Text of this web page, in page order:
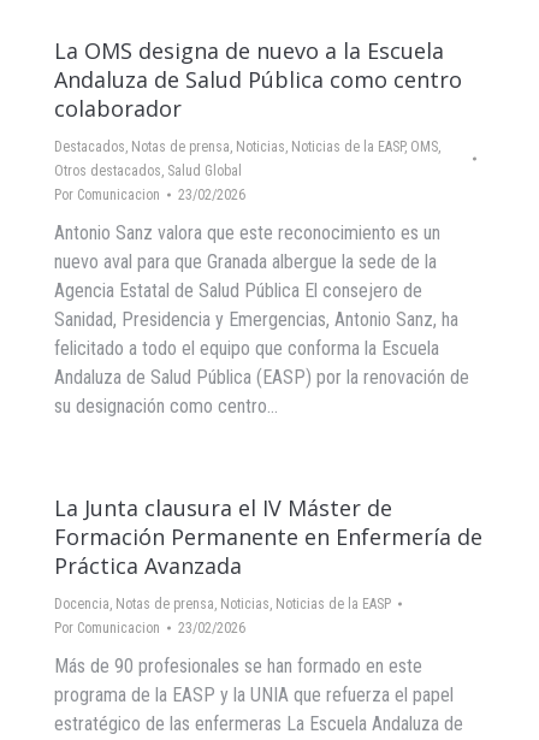
La OMS designa de nuevo a la Escuela
Andaluza de Salud Pública como centro
colaborador
Destacados, Notas de prensa, Noticias, Noticias de la EASP, OMS,
Otros destacados, Salud Global
Por Comunicacion 23/02/2026
Antonio Sanz valora que este reconocimiento es un
nuevo aval para que Granada albergue la sede de la
Agencia Estatal de Salud Pública El consejero de
Sanidad, Presidencia y Emergencias, Antonio Sanz, ha
felicitado a todo el equipo que conforma la Escuela
Andaluza de Salud Pública (EASP) por la renovación de
su designación como centro…
La Junta clausura el IV Máster de
Formación Permanente en Enfermería de
Práctica Avanzada
Docencia, Notas de prensa, Noticias, Noticias de la EASP
Por Comunicacion 23/02/2026
Más de 90 profesionales se han formado en este
programa de la EASP y la UNIA que refuerza el papel
estratégico de las enfermeras La Escuela Andaluza de